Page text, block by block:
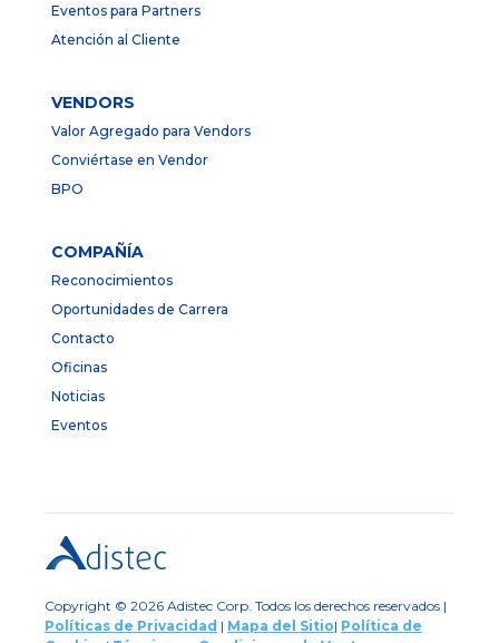
Eventos para Partners
Atención al Cliente
VENDORS
Valor Agregado para Vendors
Conviértase en Vendor
BPO
COMPAÑÍA
Reconocimientos
Oportunidades de Carrera
Contacto
Oficinas
Noticias
Eventos
Copyright © 2026 Adistec Corp. Todos los derechos reservados |
Políticas de Privacidad | Mapa del Sitio| Política de